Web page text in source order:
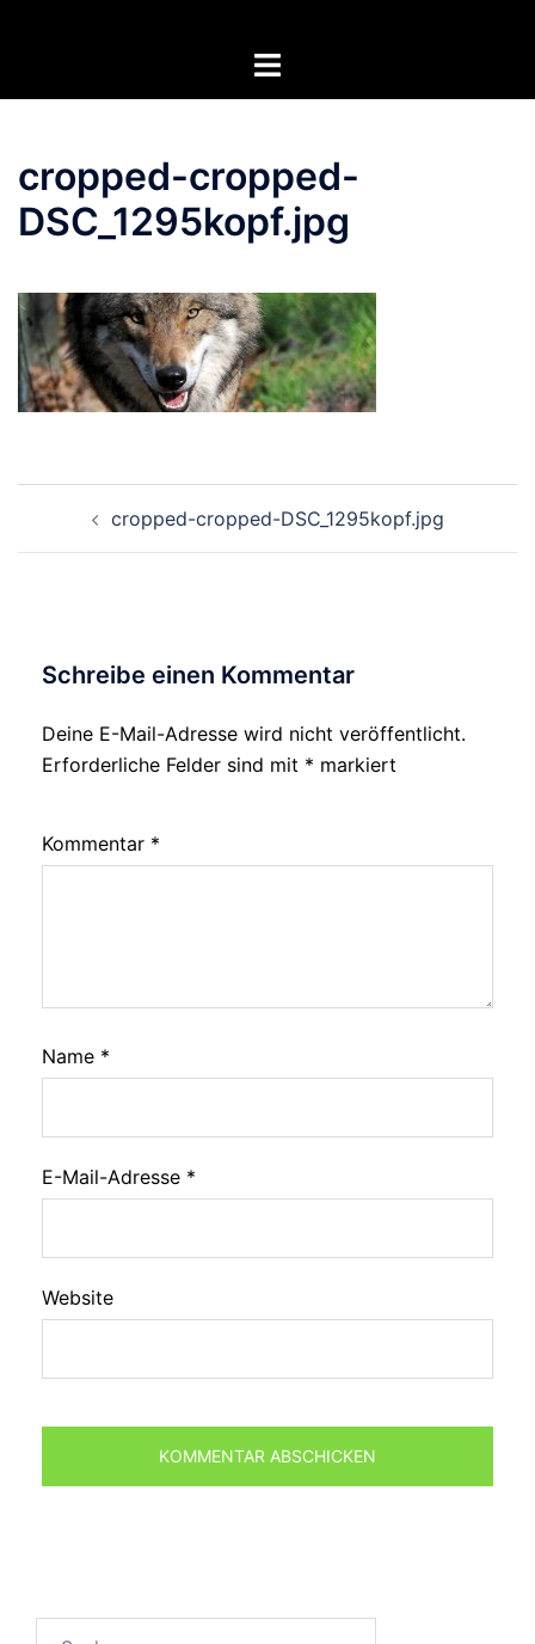
Menü
cropped-cropped-
DSC_1295kopf.jpg
cropped-cropped-DSC_1295kopf.jpg
Schreibe einen Kommentar
Deine E-Mail-Adresse wird nicht veröffentlicht.
Erforderliche Felder sind mit * markiert
Kommentar *
Name *
E-Mail-Adresse *
Website